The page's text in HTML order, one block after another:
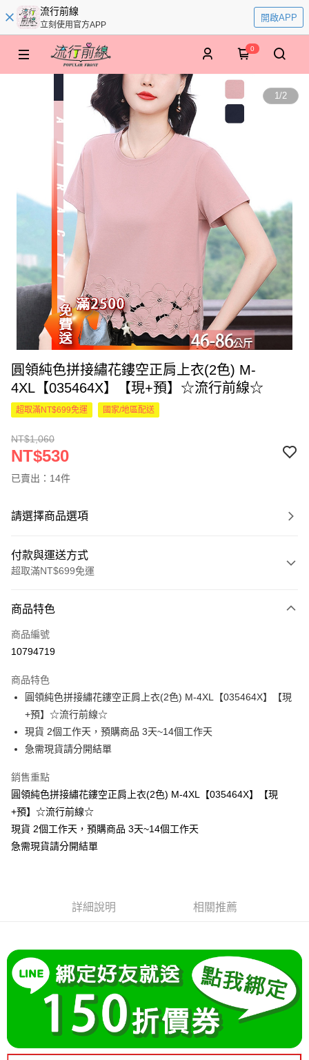
流行前線
立刻使用官方APP
開啟APP
0
1/2
圓領純色拼接繡花鏤空正肩上衣(2色) M-
4XL【035464X】【現+預】☆流行前線☆
超取滿NT$699免運 國家/地區配送
NT$1,060
NT$530
已賣出：14件
請選擇商品選項
付款與運送方式
超取滿NT$699免運
信用卡一次付款
超商取貨付款
Apple Pay
街口支付
悠遊付
Google Pay
全支付
大哥付你分期
2.付款方式選擇「大哥付你分期」，訂單成立後會自動跳轉到大哥付的交易
4.訂單成立30分鐘內，如未前往確認交易或遇審核未通過，訂單將自動取
消。如遇「轉專審核」未通過狀況，表示未達大哥付你分期系統評分，恕無
法說明評估內容。
【繳款方式說明】
1.分期款項不併入電信帳單，「大哥付你分期」於每月結算日後寄送繳費提
2.透過簡訊連結打開帳單後，可選擇「超商條碼／台灣大直營門市／銀行轉
帳／街口支付／iPASS MONEY」等通路繳費。
１．簡單：不需註冊會員、不需綁卡、不需儲值。
２．便利：只要手機號碼，簡訊認證，即可結帳。
３．安心：先確認商品／服務後，再付款。
【「AFTEE先享後付」結帳流程】
１．於結帳方式選擇「AFTEE先享後付」後，將跳轉至「AFTEE先享後付」
結帳頁面，進行簡訊認證並確認金額後，即可完成結帳。
２．訂單成立數日內，您將收到繳費通知簡訊。
相關說明
「Hami Point」為中華電信所提供之點數服務，可於會員專區綁定中華電信
會員帳號後，即可在購物車使用 Hami Point 折抵消費金額 (1點等於1元)。
ATM付款
運送方式
全家付款取貨
每筆NT$80，滿NT$699(含以上)免運費
商品特色
商品編號
10794719
商品特色
圓領純色拼接繡花鏤空正肩上衣(2色) M-4XL【035464X】【現
+預】☆流行前線☆
現貨 2個工作天，預購商品 3天~14個工作天
急需現貨請分開結單
銷售重點
圓領純色拼接繡花鏤空正肩上衣(2色) M-4XL【035464X】【現
+預】☆流行前線☆
現貨 2個工作天，預購商品 3天~14個工作天
急需現貨請分開結單
詳細說明 相關推薦